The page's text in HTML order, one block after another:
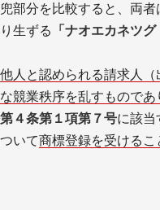
部分を比較すると、両者
生ずる
「ナオエカネツ
他人と認められる請求人
競業秩序を乱すものであ
４条第１項第７号に該当
いて商標登録を受ける